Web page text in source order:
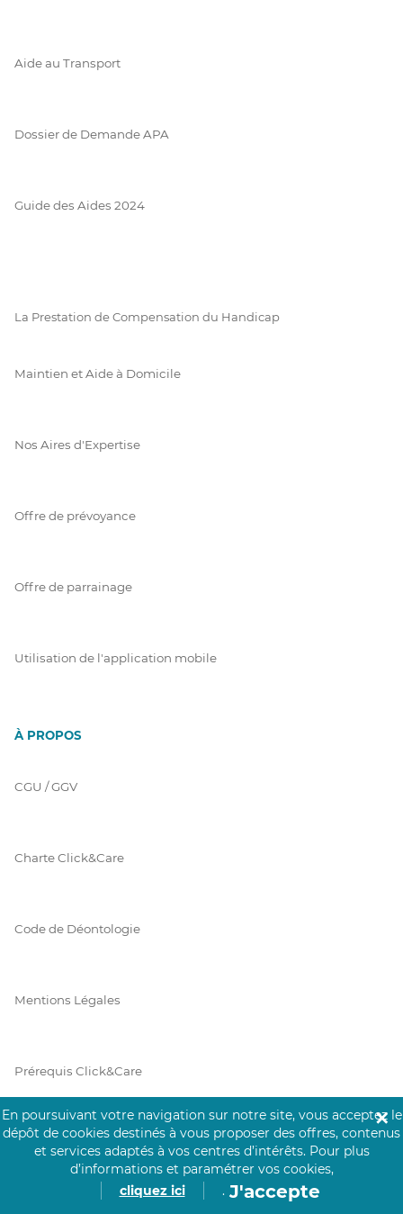
Aide au Transport
Dossier de Demande APA
Guide des Aides 2024
La Prestation de Compensation du Handicap
Maintien et Aide à Domicile
Nos Aires d'Expertise
Offre de prévoyance
Offre de parrainage
Utilisation de l'application mobile
À PROPOS
CGU / GGV
Charte Click&Care
Code de Déontologie
Mentions Légales
Prérequis Click&Care
Protection des Données
En poursuivant votre navigation sur notre site, vous acceptez le
dépôt de cookies destinés à vous proposer des offres, contenus
et services adaptés à vos centres d’intérêts. Pour plus
d’informations et paramétrer vos cookies,
cliquez ici
. J'accepte
✕